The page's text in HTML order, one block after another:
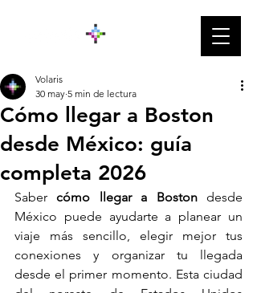
Cómo llegar a Boston
desde México: guía
completa 2026
Volaris
30 may 5 min de lectura
Saber cómo llegar a Boston desde
México puede ayudarte a planear un
viaje más sencillo, elegir mejor tus
conexiones y organizar tu llegada
desde el primer momento. Esta ciudad